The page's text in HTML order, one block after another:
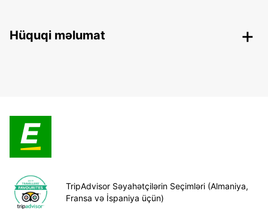
Hüquqi məlumat
TripAdvisor Səyahətçilərin Seçimləri (Almaniya,
Fransa və İspaniya üçün)